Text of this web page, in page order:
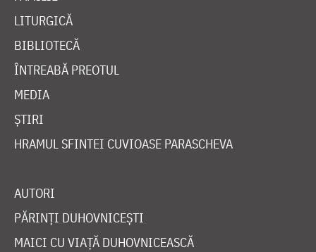
LITURGICĂ
BIBLIOTECĂ
ÎNTREABĂ PREOTUL
MEDIA
ȘTIRI
HRAMUL SFINTEI CUVIOASE PARASCHEVA
AUTORI
PĂRINȚI DUHOVNICEȘTI
MAICI CU VIAȚĂ DUHOVNICEASCĂ